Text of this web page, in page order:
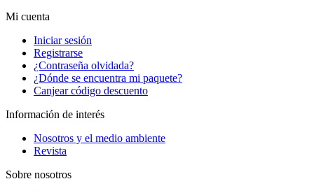
Mi cuenta
Iniciar sesión
Registrarse
¿Contraseña olvidada?
¿Dónde se encuentra mi paquete?
Canjear código descuento
Información de interés
Nosotros y el medio ambiente
Revista
Sobre nosotros